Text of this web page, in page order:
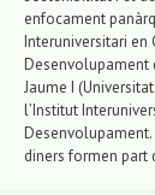
enfocament
Interuniversitari en
Desenvolupament
Jaume I
l’Institut
Desenvolupament.
diners formen